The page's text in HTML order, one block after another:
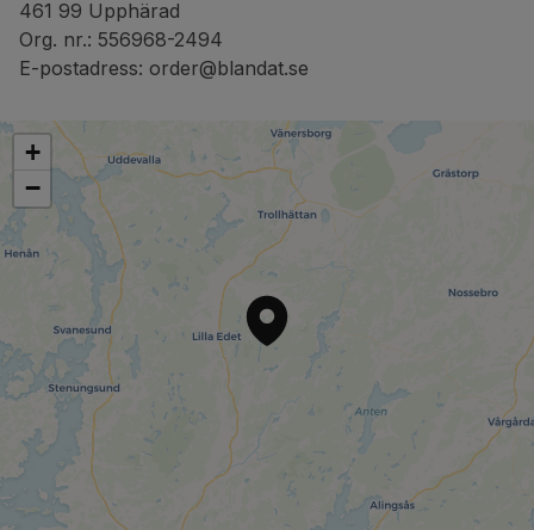
461 99 Upphärad
Org. nr.: 556968-2494
E-postadress: order@blandat.se
+
−